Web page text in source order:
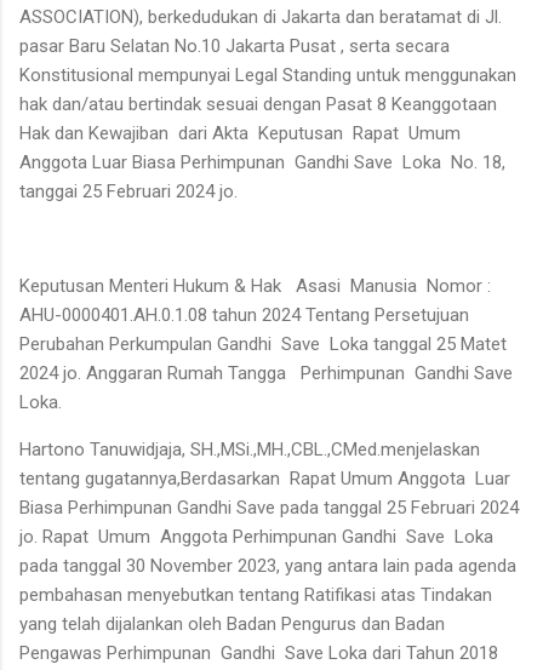
ASSOCIATION), berkedudukan di Jakarta dan beratamat di Jl.
pasar Baru Selatan No.10 Jakarta Pusat , serta secara
Konstitusional mempunyai Legal Standing untuk menggunakan
hak dan/atau bertindak sesuai dengan Pasat 8 Keanggotaan
Hak dan Kewajiban dari Akta Keputusan Rapat Umum
Anggota Luar Biasa Perhimpunan Gandhi Save Loka No. 18,
tanggai 25 Februari 2024 jo.
Keputusan Menteri Hukum & Hak Asasi Manusia Nomor :
AHU-0000401.AH.0.1.08 tahun 2024 Tentang Persetujuan
Perubahan Perkumpulan Gandhi Save Loka tanggal 25 Matet
2024 jo. Anggaran Rumah Tangga Perhimpunan Gandhi Save
Loka.
Hartono Tanuwidjaja, SH.,MSi.,MH.,CBL.,CMed.menjelaskan
tentang gugatannya,Berdasarkan Rapat Umum Anggota Luar
Biasa Perhimpunan Gandhi Save pada tanggal 25 Februari 2024
jo. Rapat Umum Anggota Perhimpunan Gandhi Save Loka
pada tanggal 30 November 2023, yang antara lain pada agenda
pembahasan menyebutkan tentang Ratifikasi atas Tindakan
yang telah dijalankan oleh Badan Pengurus dan Badan
Pengawas Perhimpunan Gandhi Save Loka dari Tahun 2018